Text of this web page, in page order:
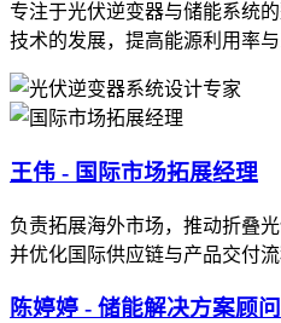
专注于光伏逆变器与储能系统
技术的发展，提高能源利用率与
王伟 - 国际市场拓展经理
负责拓展海外市场，推动折叠
并优化国际供应链与产品交付流
陈婷婷 - 储能解决方案顾问